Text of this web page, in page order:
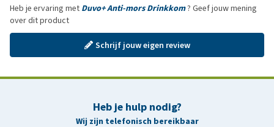
Heb je ervaring met Duvo+ Anti-mors Drinkkom? Geef jouw mening
over dit product
Schrijf jouw eigen review
Heb je hulp nodig?
Wij zijn telefonisch bereikbaar